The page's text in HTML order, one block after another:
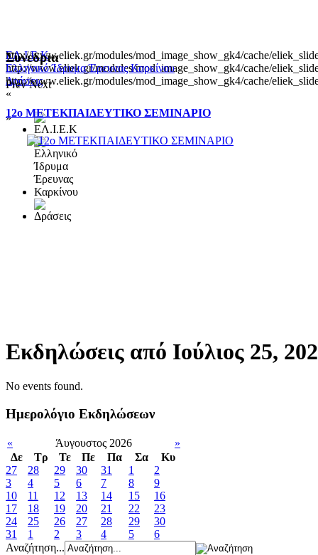
http://www.eliek.gr/modules/mod_image_show_gk4/cache/
http://www.eliek.gr/modules/mod_image_show_gk4/cache/
http://www.eliek.gr/modules/mod_image_show_gk4/cache/
ΕΛ.Ι.Ε.Κ
Ελληνικό Ίδρυμα Έρευνας Καρκίνου
Δράσεις
«
»
Συνεδρια
Prev Next
12ο ΜΕΤΕΚΠΑΙΔΕΥΤΙΚΟ ΣΕΜΙΝΑΡΙΟ
Εκδηλώσεις από Ιούλιος 25,
No events found.
Ημερολόγιο Εκδηλώσεων
« Άυγουστος 2026
»
Δε
Tρ Τε Πε Πα Σα
Κυ
27
28 29 30 31 1
2
3
4 5 6 7 8
9
10
11 12 13 14 15
16
17
18 19 20 21 22
23
24
25 26 27 28 29
30
31
1 2 3 4 5
6
Αναζήτηση...